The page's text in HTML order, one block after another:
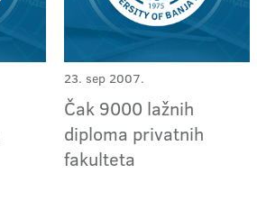
23. sep 2007.
Čak 9000 lažnih
diploma privatnih
fakulteta